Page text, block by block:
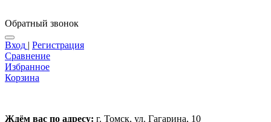
Обратный звонок
Вход | Регистрация
Сравнение
Избранное
Корзина
Ждём вас по адресу: г. Томск, ул. Гагарина, 10